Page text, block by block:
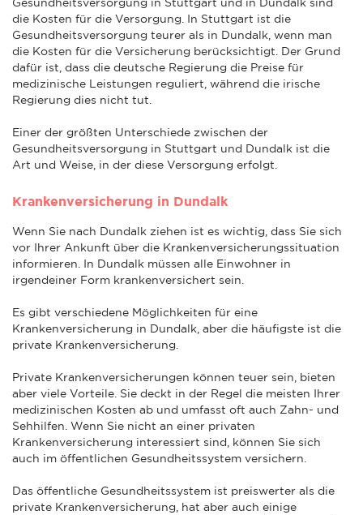
die Kosten für die Versorgung. In Stuttgart ist die
Gesundheitsversorgung teurer als in Dundalk, wenn man
die Kosten für die Versicherung berücksichtigt. Der Grund
dafür ist, dass die deutsche Regierung die Preise für
medizinische Leistungen reguliert, während die irische
Regierung dies nicht tut.
Einer der größten Unterschiede zwischen der
Gesundheitsversorgung in Stuttgart und Dundalk ist die
Art und Weise, in der diese Versorgung erfolgt.
Krankenversicherung in Dundalk
Wenn Sie nach Dundalk ziehen ist es wichtig, dass Sie sich
vor Ihrer Ankunft über die Krankenversicherungssituation
informieren. In Dundalk müssen alle Einwohner in
irgendeiner Form krankenversichert sein.
Es gibt verschiedene Möglichkeiten für eine
Krankenversicherung in Dundalk, aber die häufigste ist die
private Krankenversicherung.
Private Krankenversicherungen können teuer sein, bieten
aber viele Vorteile. Sie deckt in der Regel die meisten Ihrer
medizinischen Kosten ab und umfasst oft auch Zahn- und
Sehhilfen. Wenn Sie nicht an einer privaten
Krankenversicherung interessiert sind, können Sie sich
auch im öffentlichen Gesundheitssystem versichern.
Das öffentliche Gesundheitssystem ist preiswerter als die
private Krankenversicherung, hat aber auch einige